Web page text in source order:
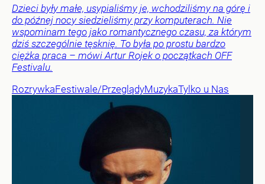
Dzieci były małe, usypialiśmy je, wchodziliśmy na górę i
do późnej nocy siedzieliśmy przy komputerach. Nie
wspominam tego jako romantycznego czasu, za którym
dziś szczególnie tęsknię. To była po prostu bardzo
ciężka praca – mówi Artur Rojek o początkach OFF
Festivalu.
RozrywkaFestiwale/PrzeglądyMuzykaTylko u Nas